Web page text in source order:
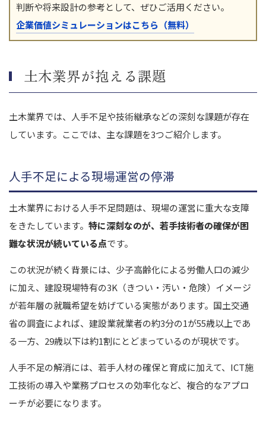
判断や将来設計の参考として、ぜひご活用ください。
企業価値シミュレーションはこちら（無料）
土木業界が抱える課題
土木業界では、人手不足や技術継承などの深刻な課題が存在
しています。ここでは、主な課題を3つご紹介します。
人手不足による現場運営の停滞
土木業界における人手不足問題は、現場の運営に重大な支障
をきたしています。 特に深刻なのが、若手技術者の確保が困
難な状況が続いている点です。
この状況が続く背景には、少子高齢化による労働人口の減少
に加え、建設現場特有の3K（きつい・汚い・危険）イメージ
が若年層の就職希望を妨げている実態があります。国土交通
省の調査によれば、建設業就業者の約3分の1が55歳以上であ
る一方、29歳以下は約1割にとどまっているのが現状です。
人手不足の解消には、若手人材の確保と育成に加えて、ICT施
工技術の導入や業務プロセスの効率化など、複合的なアプロ
ーチが必要になります。